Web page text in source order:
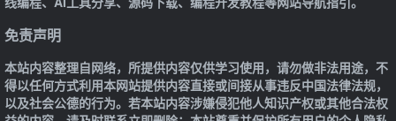
免责声明
本站内容整理自网络，所提供内容仅供学习使用，请勿做非法用途，不
得以任何方式利用本网站提供内容直接或间接从事违反中国法律法规，
以及社会公德的行为。若本站内容涉嫌侵犯他人知识产权或其他合法权